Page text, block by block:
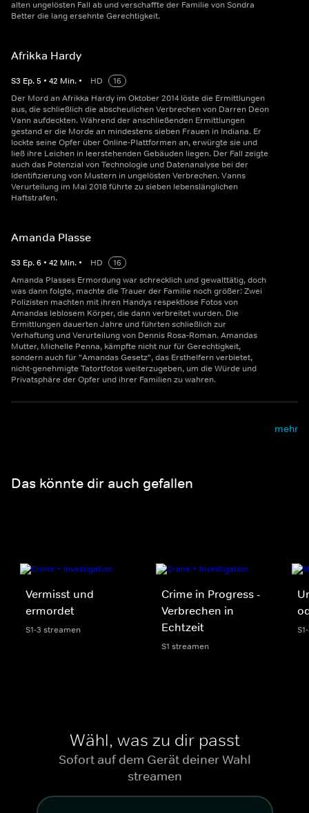
alten ungelösten Fall ab und verschaffte der Familie von Sondra
Better die lang ersehnte Gerechtigkeit.
Afrikka Hardy
S3 Ep.5 • 42 Min. • HD
16
Der Mord an Afrikka Hardy im Oktober 2014 löste die Ermittlungen
aus, die schließlich die abscheulichen Verbrechen von Darren Deon
Vann aufdeckten. Während der anschließenden Ermittlungen
gestand er die Morde an mindestens sieben Frauen in Indiana. Er
lockte seine Opfer über Online-Plattformen an, erwürgte sie und
ließ ihre Leichen in leerstehenden Gebäuden liegen. Der Fall zeigte
auch das Potenzial von Technologie und Datenanalyse bei der
Identifizierung von Mustern in ungelösten Verbrechen. Vanns
Verurteilung im Mai 2018 führte zu sieben lebenslänglichen
Haftstrafen.
Amanda Plasse
S3 Ep.6 • 42 Min. • HD
16
Amanda Plasses Ermordung war schrecklich und gewalttätig, doch
was dann folgte, machte die Trauer der Familie noch größer: Zwei
Polizisten machten mit ihren Handys respektlose Fotos von
Amandas leblosem Körper, die dann verbreitet wurden. Die
Ermittlungen dauerten Jahre und führten schließlich zur
Verhaftung und Verurteilung von Dennis Rosa-Roman. Amandas
Mutter, Michelle Penna, kämpfte nicht nur für Gerechtigkeit,
sondern auch für "Amandas Gesetz", das Ersthelfern verbietet,
nicht-genehmigte Tatortfotos weiterzugeben, um die Würde und
Privatsphäre der Opfer und ihrer Familien zu wahren.
mehr
Das könnte dir auch gefallen
Vermisst und
ermordet
S1-3 streamen
Crime in Progress -
Verbrechen in
Echtzeit
S1 streamen
Wähl, was zu dir passt
Sofort auf dem Gerät deiner Wahl
streamen